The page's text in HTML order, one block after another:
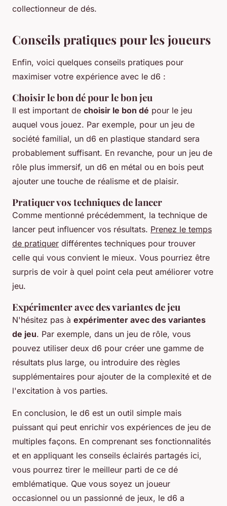
collectionneur de dés.
Conseils pratiques pour les joueurs
Enfin, voici quelques conseils pratiques pour
maximiser votre expérience avec le d6 :
Choisir le bon dé pour le bon jeu
Il est important de choisir le bon dé pour le jeu
auquel vous jouez. Par exemple, pour un jeu de
société familial, un d6 en plastique standard sera
probablement suffisant. En revanche, pour un jeu de
rôle plus immersif, un d6 en métal ou en bois peut
ajouter une touche de réalisme et de plaisir.
Pratiquer vos techniques de lancer
Comme mentionné précédemment, la technique de
lancer peut influencer vos résultats. Prenez le temps
de pratiquer différentes techniques pour trouver
celle qui vous convient le mieux. Vous pourriez être
surpris de voir à quel point cela peut améliorer votre
jeu.
Expérimenter avec des variantes de jeu
N'hésitez pas à expérimenter avec des variantes
de jeu. Par exemple, dans un jeu de rôle, vous
pouvez utiliser deux d6 pour créer une gamme de
résultats plus large, ou introduire des règles
supplémentaires pour ajouter de la complexité et de
l'excitation à vos parties.
En conclusion, le d6 est un outil simple mais
puissant qui peut enrichir vos expériences de jeu de
multiples façons. En comprenant ses fonctionnalités
et en appliquant les conseils éclairés partagés ici,
vous pourrez tirer le meilleur parti de ce dé
emblématique. Que vous soyez un joueur
occasionnel ou un passionné de jeux, le d6 a